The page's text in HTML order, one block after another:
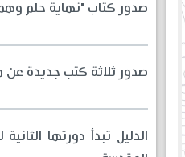
صدور كتاب "نهاية حلم وهم
صدور ثلاثة كتب جديدة عن
الدليل تبدأ دورتها